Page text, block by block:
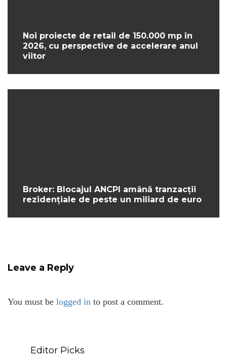
Noi proiecte de retail de 150.000 mp în
2026, cu perspective de accelerare anul
viitor
Broker: Blocajul ANCPI amână tranzacții
rezidențiale de peste un miliard de euro
Leave a Reply
You must be logged in to post a comment.
Editor Picks